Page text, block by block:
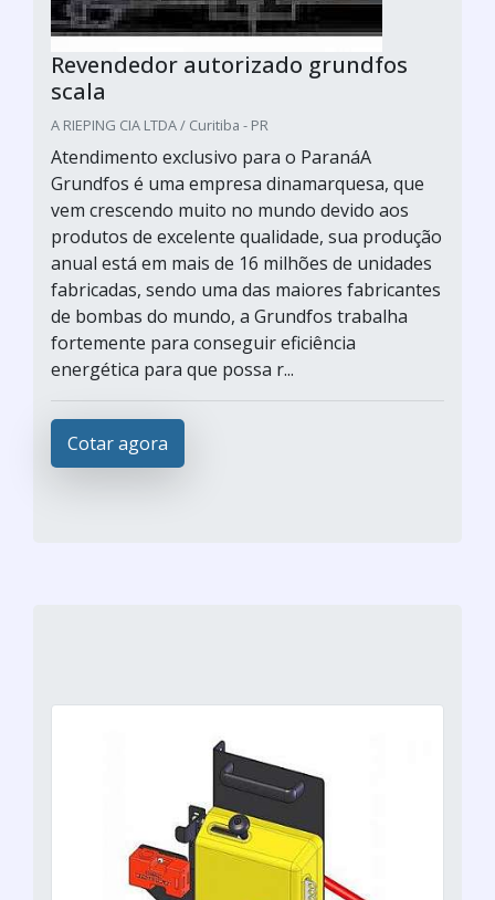
Revendedor autorizado grundfos
scala
A RIEPING CIA LTDA / Curitiba - PR
Atendimento exclusivo para o ParanáA
Grundfos é uma empresa dinamarquesa, que
vem crescendo muito no mundo devido aos
produtos de excelente qualidade, sua produção
anual está em mais de 16 milhões de unidades
fabricadas, sendo uma das maiores fabricantes
de bombas do mundo, a Grundfos trabalha
fortemente para conseguir eficiência
energética para que possa r...
Cotar agora